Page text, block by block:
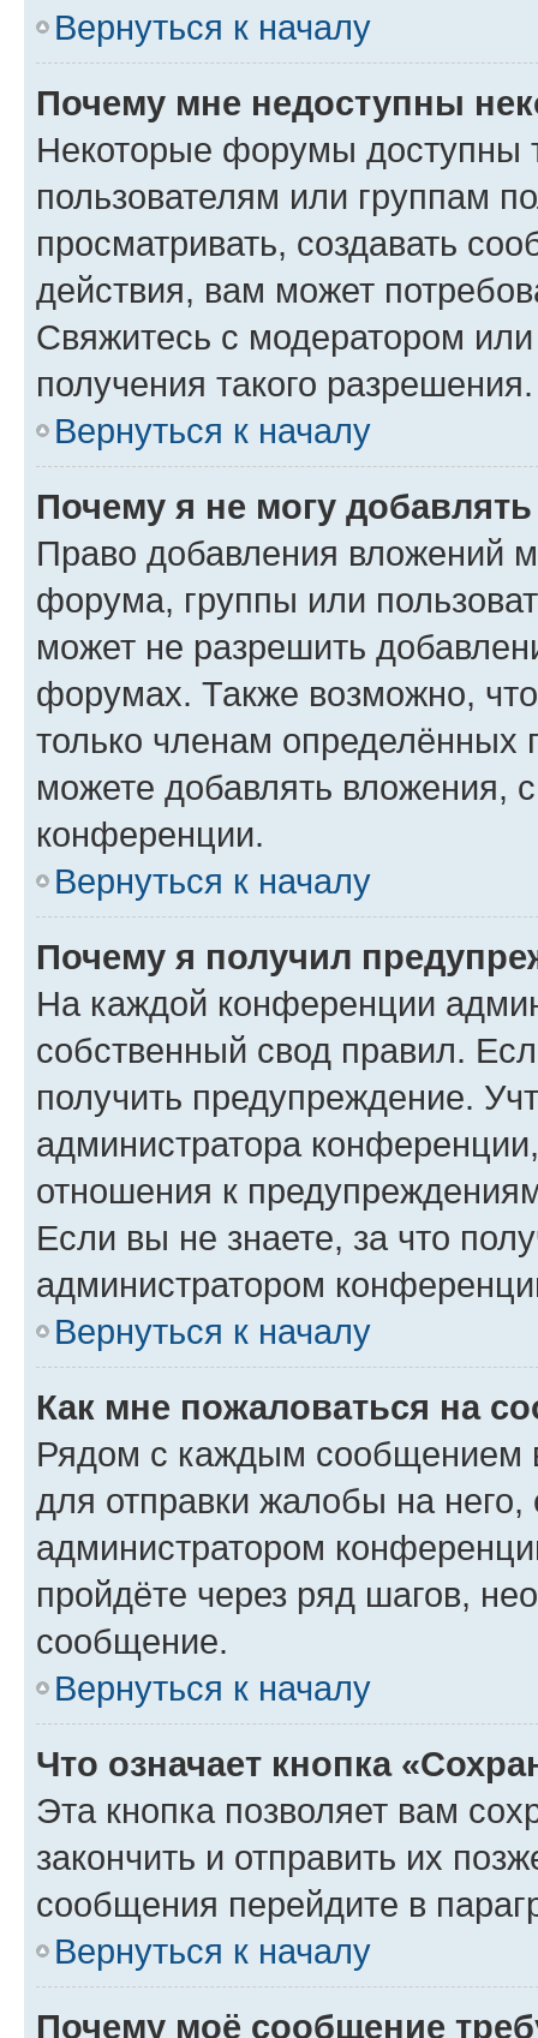
Вернуться к началу
Почему мне недоступны
Некоторые форумы доступны
пользователям или группам
просматривать, создавать
действия, вам может
Свяжитесь с модератором
получения такого разрешения.
Вернуться к началу
Почему я не могу
Право добавления вложений
форума, группы или
может не разрешить
форумах. Также возможно,
только членам определённых
можете добавлять вложения,
конференции.
Вернуться к началу
Почему я получил
На каждой конференции
собственный свод правил.
получить предупреждение.
администратора
отношения к
Если вы не знаете, за что
администратором
Вернуться к началу
Как мне пожаловаться на
Рядом с каждым сообщением
для отправки жалобы на
администратором
пройдёте через ряд шагов,
сообщение.
Вернуться к началу
Что означает кнопка
Эта кнопка позволяет вам
закончить и отправить их
сообщения перейдите в
Вернуться к началу
Почему моё сообщение